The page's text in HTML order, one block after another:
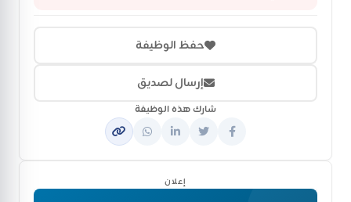
حفظ الوظيفة
إرسال لصديق
شارك هذه الوظيفة
إعلان